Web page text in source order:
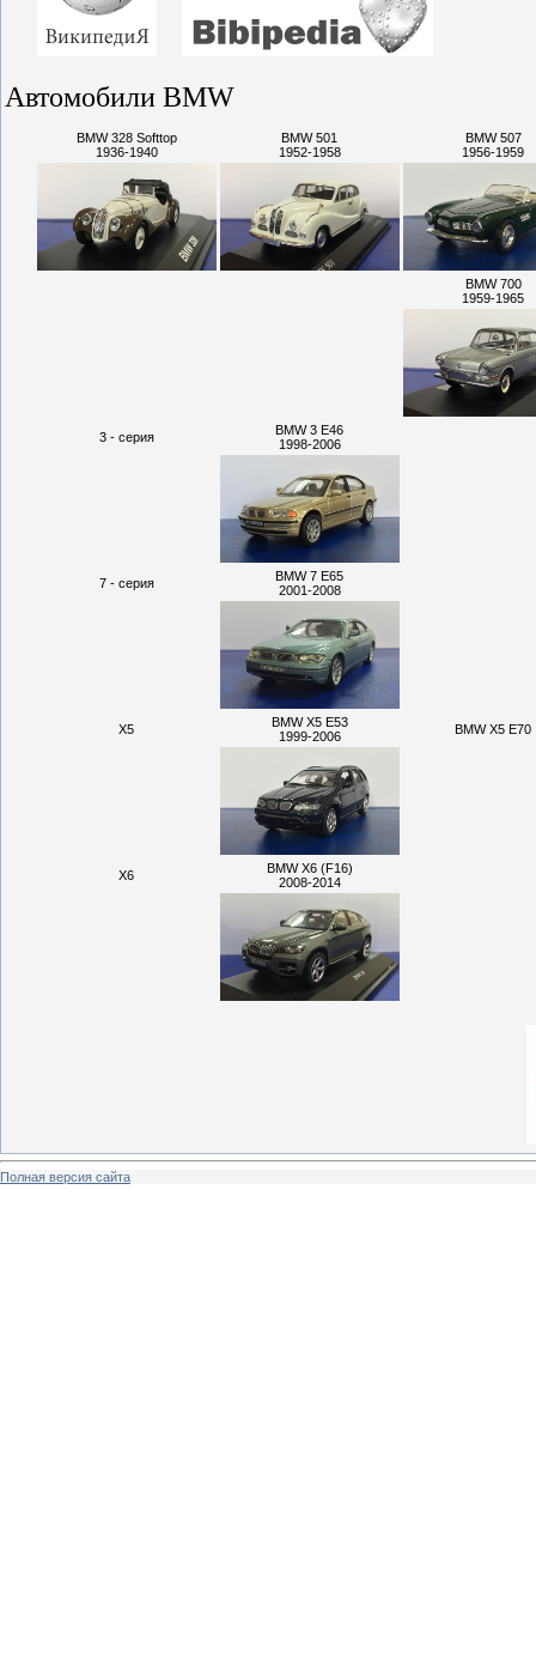
Автомобили BMW
BMW 328 Softtop
1936-1940
BMW 501
1952-1958
BMW 507
1956-1959
BMW 700
1959-1965
3 - серия
BMW 3 E46
1998-2006
7 - серия
BMW 7 E65
2001-2008
X5
BMW X5 E53
1999-2006
BMW X5 E70
X6
BMW X6 (F16)
2008-2014
Полная версия сайта